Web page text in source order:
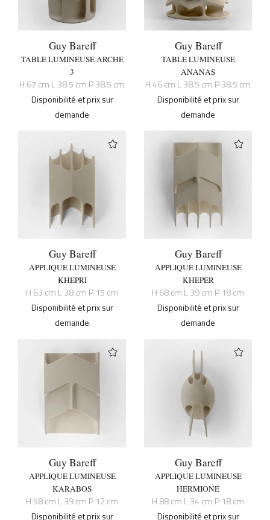
Guy Bareff
TABLE LUMINEUSE ARCHE
3
H 67 cm L 38.5 cm P 38.5 cm
Disponibilité et prix sur
demande
Guy Bareff
TABLE LUMINEUSE
ANANAS
H 46 cm L 38.5 cm P 38.5 cm
Disponibilité et prix sur
demande
Guy Bareff
APPLIQUE LUMINEUSE
KHEPRI
H 63 cm L 38 cm P 15 cm
Disponibilité et prix sur
demande
Guy Bareff
APPLIQUE LUMINEUSE
KHEPER
H 68 cm L 39 cm P 18 cm
Disponibilité et prix sur
demande
Guy Bareff
APPLIQUE LUMINEUSE
KARABOS
H 58 cm L 39 cm P 12 cm
Disponibilité et prix sur
Guy Bareff
APPLIQUE LUMINEUSE
HERMIONE
H 88 cm L 34 cm P 18 cm
Disponibilité et prix sur